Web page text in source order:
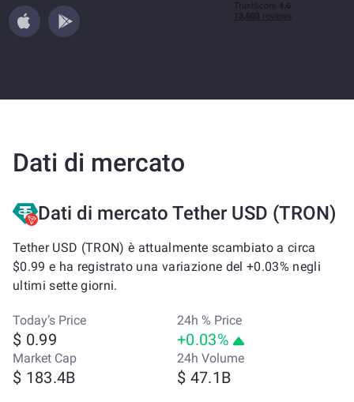
Dati di mercato
Dati di mercato Tether USD (TRON)
Tether USD (TRON) è attualmente scambiato a circa
$0.99 e ha registrato una variazione del +0.03% negli
ultimi sette giorni.
Today’s Price
$ 0.99
24h % Price
+0.03%
Market Cap
$ 183.4B
24h Volume
$ 47.1B